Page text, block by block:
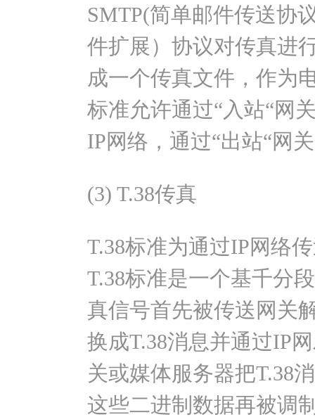
SMTP(简单邮件传送协
件扩展）协议对传真进
成一个传真文件，作为
标准允许通过“入站“网
IP网络，通过“出站“网
(3) T.38传真
T.38标准为通过IP网络
T.38标准是一个基千分
真信号首先被传送网关
换成T.38消息并通过IP
关或媒体服务器把T.38
这些二进制数据再被调